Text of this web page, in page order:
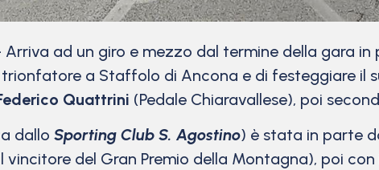
Arriva ad un giro e mezzo dal termine della gara
a Staffolo di Ancona e di festeggiare il
Quattrini (Pedale Chiaravallese), poi
dallo Sporting Club S. Agostino) è stata in parte
vincitore del Gran Premio della Montagna), poi